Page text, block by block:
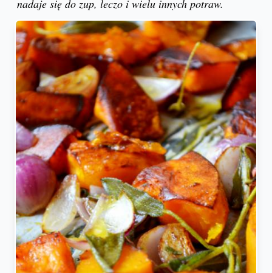
nadaje się do zup, leczo i wielu innych potraw.